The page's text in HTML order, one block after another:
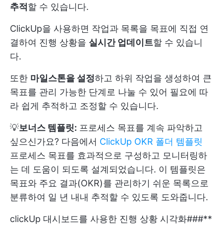
추적 할 수 있습니다.
ClickUp을 사용하면 작업과 목록을 목표에 직접 연
결하여 진행 상황을 실시간 업데이트할 수 있습니
다.
또한 마일스톤을 설정하고 하위 작업을 생성하여 큰
목표를 관리 가능한 단계로 나눌 수 있어 필요에 따
라 쉽게 추적하고 조정할 수 있습니다.
💡보너스 템플릿: 프로세스 목표를 계속 파악하고
싶으신가요? 다음에서 ClickUp OKR 폴더 템플릿
프로세스 목표를 효과적으로 구성하고 모니터링하
는 데 도움이 되도록 설계되었습니다. 이 템플릿은
목표와 주요 결과(OKR)를 관리하기 쉬운 목록으로
분류하여 일 년 내내 추적할 수 있도록 도와줍니다.
clickUp 대시보드를 사용한 진행 상황 시각화###**